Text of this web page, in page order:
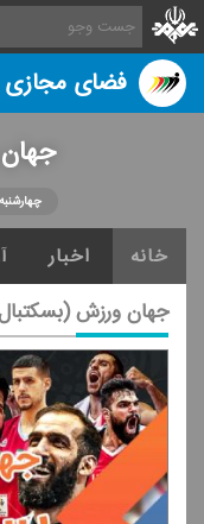
فضای مجازی
چهارشنبه از
خانه اخبار
جهان ورزش